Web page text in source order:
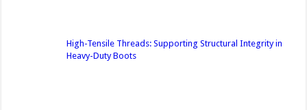
High-Tensile Threads: Supporting Structural Integrity in
Heavy-Duty Boots